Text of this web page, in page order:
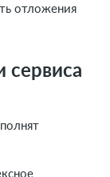
отложения
сервиса